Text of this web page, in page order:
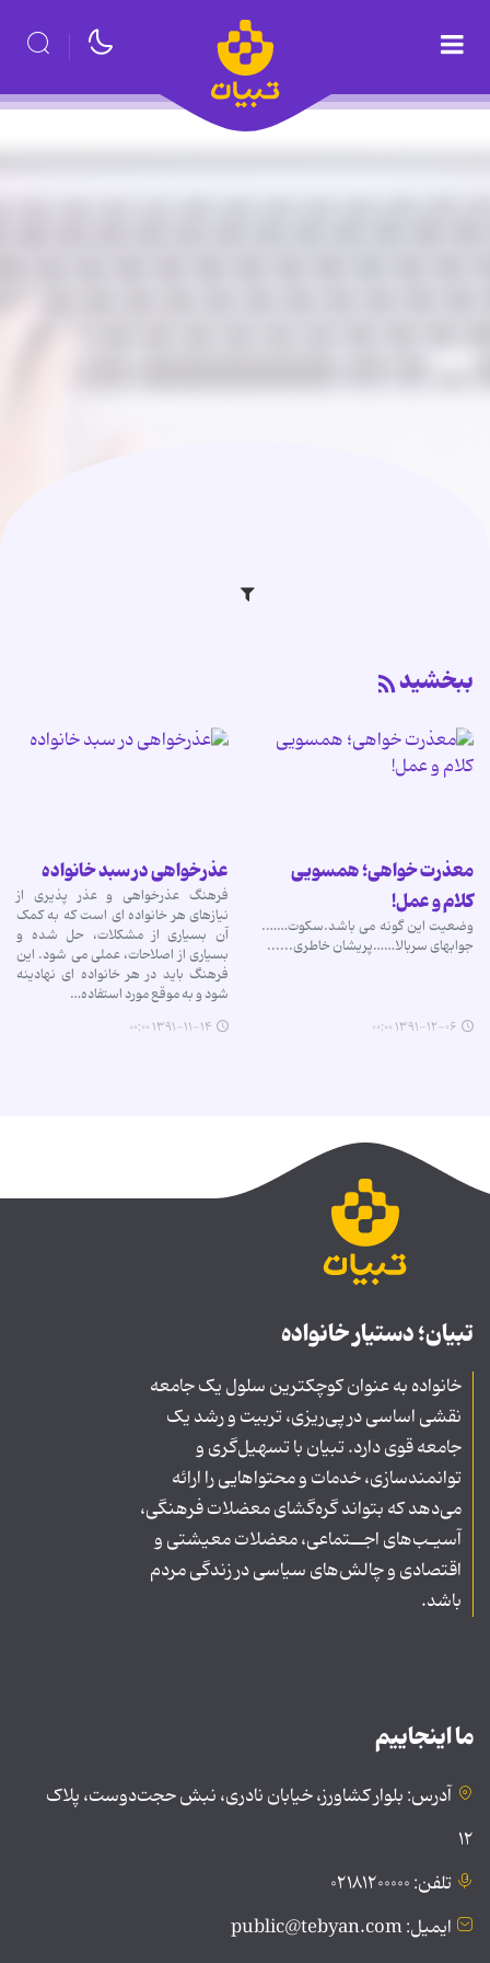
ببخشید
معذرت خواهی؛ همسویی
کلام و عمل!
وضعیت این گونه می باشد.سکوت…….
جوابهای سربالا……پریشان خاطری......
۱۳۹۱-۱۲-۰۶ ۰۰:۰۰
عذرخواهی در سبد خانواده
فرهنگ عذرخواهی و عذر پذیری از
نیازهای هر خانواده ای است که به کمک
آن بسیاری از مشکلات، حل شده و
بسیاری از اصلاحات، عملی می شود. این
فرهنگ باید در هر خانواده ای نهادینه
شود و به موقع مورد استفاده…
۱۳۹۱-۱۱-۱۴ ۰۰:۰۰
تبیان؛ دستیار خانواده
خانواده به عنوان کوچکترین سلول یک جامعه
نقشی اساسی در پی‌ریزی، تربیت و رشد یک
جامعه قوی دارد. تبیان با تسهیل‌گری و
توانمندسازی، خدمات و محتواهایی را ارائه
می‌دهد که بتواند گره‌گشای معضلات فرهنگی،
آسیـب‌های اجــتماعی، معضلات معیشتی و
اقتصادی و چالش‌های سیاسی در زندگی مردم
باشد.
ما اینجاییم
آدرس: بلوار کشاورز، خیابان نادری، نبش حجت‌دوست، پلاک
۱۲
تلفن: ۰۲۱۸۱۲۰۰۰۰۰
ایمیل: public@tebyan.com